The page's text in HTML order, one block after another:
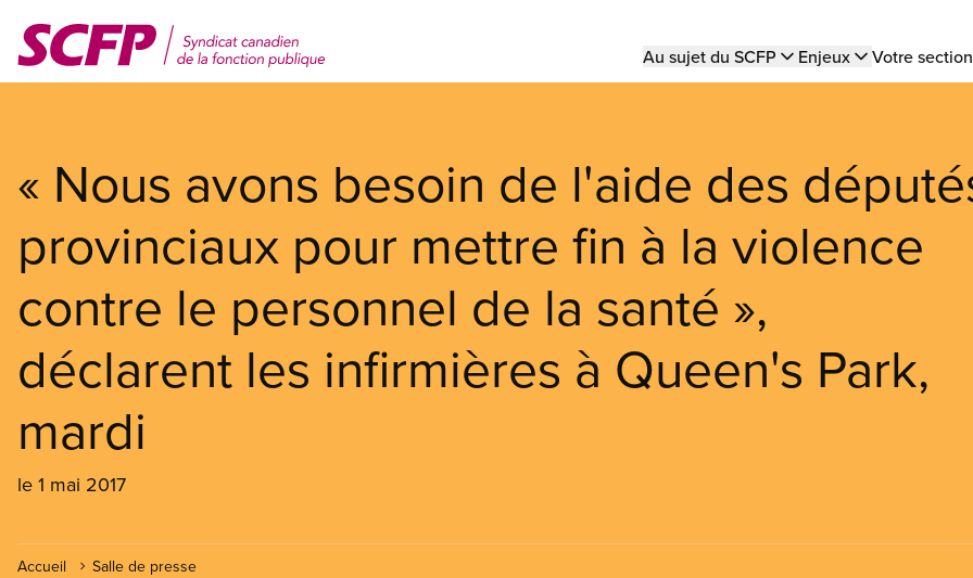
contenu
Main
Au sujet du SCFP Enjeux Votre
« Nous avons besoin de l'aide des
provinciaux pour mettre fin à la violence
contre le personnel de la santé »,
déclarent les infirmières à Queen's Park,
mardi
le 1 mai 2017
Accueil Salle de presse